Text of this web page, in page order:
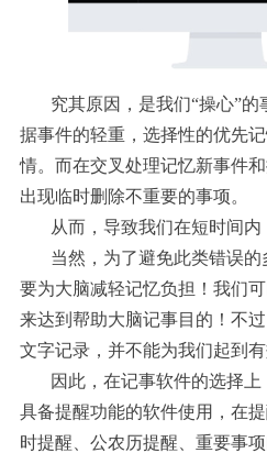
究其原因，是我们“操心”
据事件的轻重，选择性的优先
情。而在交叉处理记忆新事件
出现临时删除不重要的事项。
从而，导致我们在短时间内
当然，为了避免此类错误
要为大脑减轻记忆负担！我们
来达到帮助大脑记事目的！不
文字记录，并不能为我们起到有
因此，在记事软件的选择上
具备提醒功能的软件使用，在
时提醒、公农历提醒、重要事